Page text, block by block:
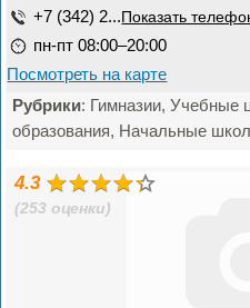
+7 (342) 2... Показать
пн-пт 08:00–20:00
Посмотреть на карте
Рубрики: Гимназии, Учебные
образования, Начальные
4.3
(253 оценки)